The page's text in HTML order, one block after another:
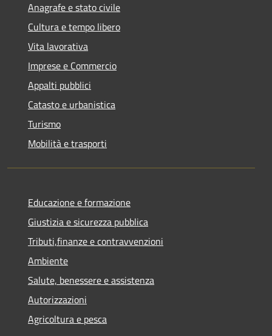
Anagrafe e stato civile
Cultura e tempo libero
Vita lavorativa
Imprese e Commercio
Appalti pubblici
Catasto e urbanistica
Turismo
Mobilità e trasporti
Educazione e formazione
Giustizia e sicurezza pubblica
Tributi,finanze e contravvenzioni
Ambiente
Salute, benessere e assistenza
Autorizzazioni
Agricoltura e pesca